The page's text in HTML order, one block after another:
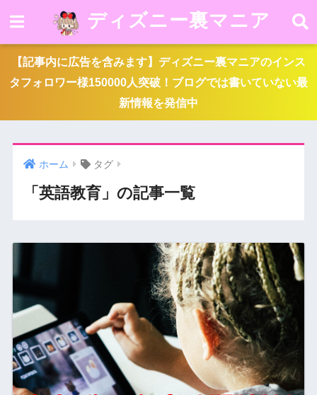
ディズニー裏マニア
【記事内に広告を含みます】ディズニー裏マニアのインス
タフォロワー様150000人突破！ブログでは書いていない最
新情報を発信中
ホーム タグ
「英語教育」の記事一覧